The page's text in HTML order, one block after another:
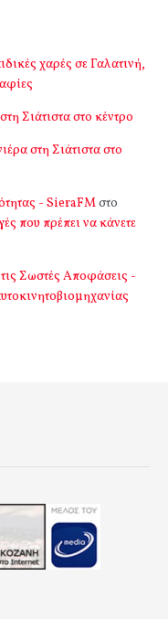
χαρές σε Γαλατινή,
Σιάτιστα στο κέντρο
στη Σιάτιστα στο
- SieraFMστο
που πρέπει να κάνετε
Σωστές Αποφάσεις -